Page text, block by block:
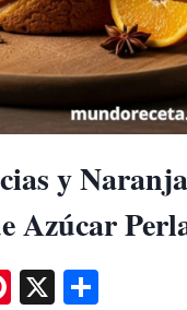
y
Azúcar
Pinterest
X